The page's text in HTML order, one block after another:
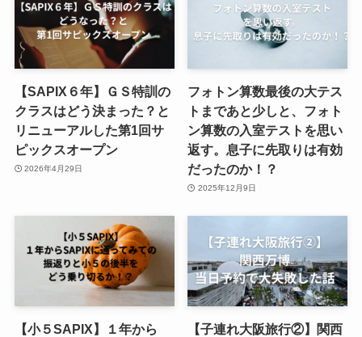
【SAPIX６年】ＧＳ特訓の
クラスはどう決まった？と
リニューアルした第1回サ
ピックスオープン
2026年4月29日
フォトン算数最後の大テス
トまであと少しと、フォト
ン算数の入室テストを思い
返す。息子に先取りは有効
だったのか！？
2025年12月9日
【小５SAPIX】１年から
【子連れ大阪旅行②】関西